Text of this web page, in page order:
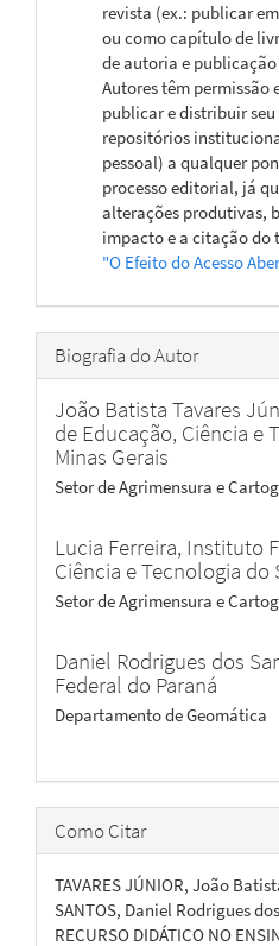
revista (ex.: publicar
ou como capítulo de
de autoria e
Autores têm permissão
publicar e distribuir
repositórios
pessoal) a qualquer
processo editorial, já
alterações produtivas,
impacto e a citação
"O Efeito do Acesso
Biografia do Autor
João Batista Tavares
de Educação, Ciência e
Minas Gerais
Setor de Agrimensura e
Lucia Ferreira, Instituto
Ciência e Tecnologia do
Setor de Agrimensura e
Daniel Rodrigues dos
Federal do Paraná
Departamento de Geomática
Como Citar
TAVARES JÚNIOR, João
SANTOS, Daniel Rodrigues
RECURSO DIDÁTICO NO